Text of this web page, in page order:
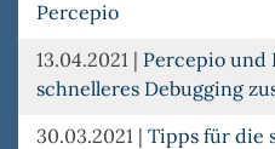
Percepio
13.04.2021 | Percepio und
schnelleres Debugging
30.03.2021 | Tipps für die